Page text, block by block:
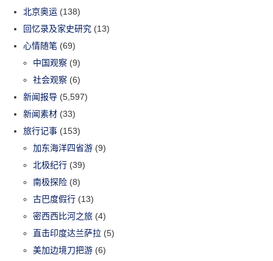
北京奥运 (138)
回忆录及家史研究 (13)
心情随笔 (69)
中国观察 (9)
社会观察 (6)
新闻报导 (5,597)
新闻素材 (33)
旅行记事 (153)
加东海洋四省游 (9)
北极纪行 (39)
南极探险 (8)
古巴度假行 (13)
密西西比河之旅 (4)
直击印度达兰萨拉 (5)
美加边境刀把游 (6)